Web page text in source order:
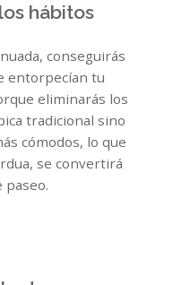
hábitos
conseguirás
entorpecían tu
eliminarás los
tradicional sino
cómodos, lo que
se convertirá
paseo.